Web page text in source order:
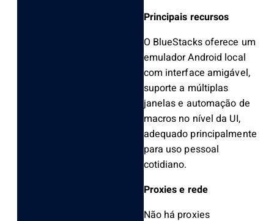
Principais recursos
O BlueStacks oferece um
emulador Android local
com interface amigável,
suporte a múltiplas
janelas e automação de
macros no nível da UI,
adequado principalmente
para uso pessoal
cotidiano.
Proxies e rede
Não há proxies